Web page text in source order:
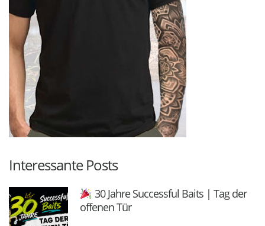
Interessante Posts
30 Jahre Successful Baits | Tag der
offenen Tür